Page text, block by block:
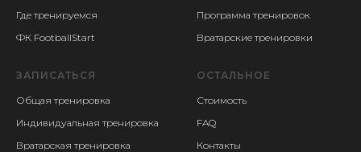
Где тренируемся
ФК FootballStart
Программа тренировок
Вратарские тренировки
ЗАПИСАТЬСЯ
Общая тренировка
Индивидуальная тренировка
Вратарская тренировка
ОСТАЛЬНОЕ
Стоимость
FAQ
Контакты